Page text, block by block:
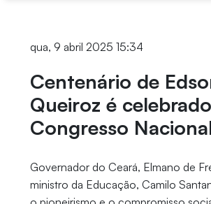
qua, 9 abril 2025 15:34
Centenário de
Queiroz é
Congresso
Governador do Ceará, Elmano de
ministro da Educação, Camilo